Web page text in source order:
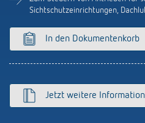
Stromstossschalter:
schalten
LUXORliving
Umwelt
Design
Sichtschutzeinrichtungen,
In den Dokumentenkorb
Jetzt weitere